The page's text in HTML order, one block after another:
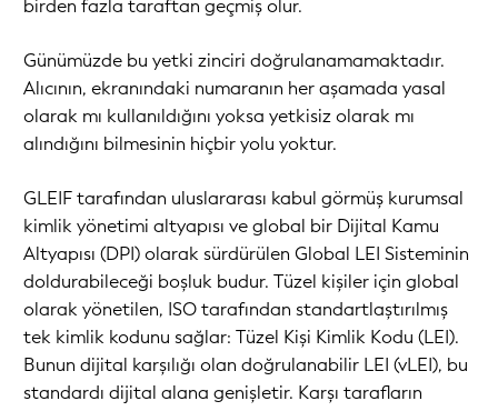
birden fazla taraftan geçmiş olur.
Günümüzde bu yetki zinciri doğrulanamamaktadır.
Alıcının, ekranındaki numaranın her aşamada yasal
olarak mı kullanıldığını yoksa yetkisiz olarak mı
alındığını bilmesinin hiçbir yolu yoktur.
GLEIF tarafından uluslararası kabul görmüş kurumsal
kimlik yönetimi altyapısı ve global bir Dijital Kamu
Altyapısı (DPI) olarak sürdürülen Global LEI Sisteminin
doldurabileceği boşluk budur. Tüzel kişiler için global
olarak yönetilen, ISO tarafından standartlaştırılmış
tek kimlik kodunu sağlar: Tüzel Kişi Kimlik Kodu (LEI).
Bunun dijital karşılığı olan doğrulanabilir LEI (vLEI), bu
standardı dijital alana genişletir. Karşı tarafların